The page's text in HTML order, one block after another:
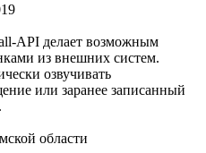
API делает возможным
из внешних систем.
озвучивать
или заранее записанный
области